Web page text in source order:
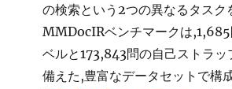
の検索という2つの異なるタスク
MMDocIRベンチマークは,1,685
ベルと173,843問の自己ストラッ
備えた,豊富なデータセットで構